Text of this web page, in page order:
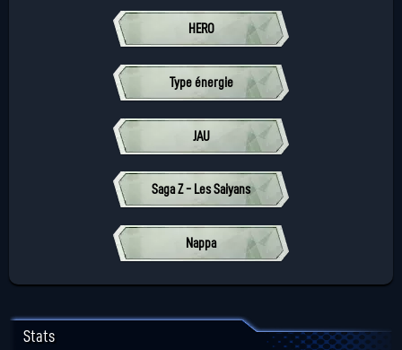
HERO
Type énergie
JAU
Saga Z - Les Saiyans
Nappa
Stats